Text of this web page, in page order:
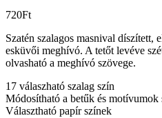
720Ft
Szatén szalagos masnival díszített,
esküvői meghívó. A tetőt levéve
olvasható a meghívó szövege.
17 válaszható szalag szín
Módosítható a betűk és motívumok
Választható papír színek